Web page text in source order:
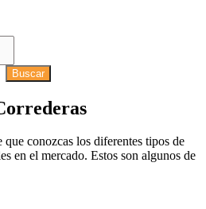
Buscar
que conozcas los diferentes tipos de
en el mercado. Estos son algunos de